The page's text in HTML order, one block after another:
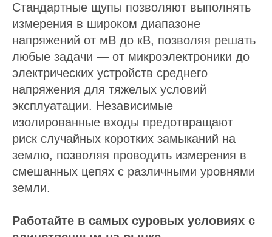
Стандартные щупы позволяют выполнять
измерения в широком диапазоне
напряжений от мВ до кВ, позволяя решать
любые задачи — от микроэлектроники до
электрических устройств среднего
напряжения для тяжелых условий
эксплуатации. Независимые
изолированные входы предотвращают
риск случайных коротких замыканий на
землю, позволяя проводить измерения в
смешанных цепях с различными уровнями
земли.
Работайте в самых суровых условиях с